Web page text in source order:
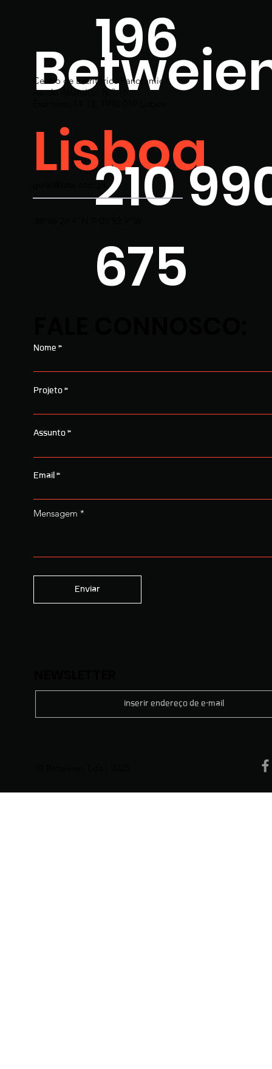
Lisboa
Centro de Escritórios Panoramic
Av. do Atlântico, N.º 16
210
675
geral@btw.com.pt
Nome
Projeto
Email
Mensagem
Enviar
Assunto
196